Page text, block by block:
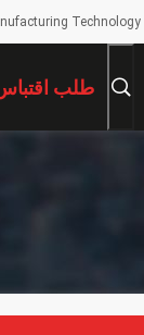
Technology
طلب